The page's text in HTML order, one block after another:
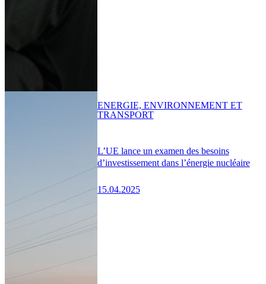
L’UE lance un examen des besoins
d’investissement dans l’énergie nucléaire
15.04.2025
ENERGIE, ENVIRONNEMENT ET
TRANSPORT